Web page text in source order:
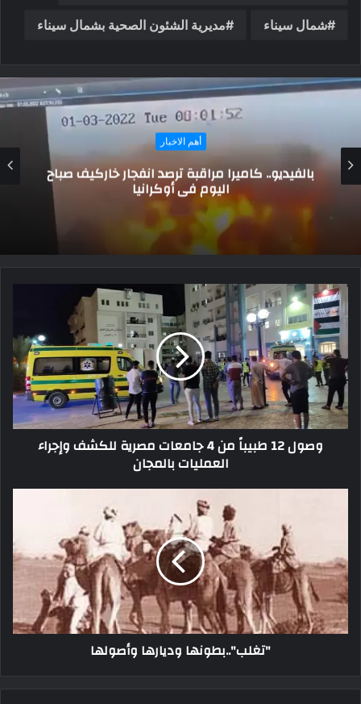
شمال سيناء مديرية الشئون الصحية بشمال سيناء
أهم الاخبار
بالفيديو.. كاميرا مراقبة ترصد انفجار خاركيف صباح
اليوم في أوكرانيا
وصول 12 طبيباً من 4 جامعات مصرية للكشف وإجراء
العمليات بالمجان
"تغلب"..بطونها وديارها وأصولها